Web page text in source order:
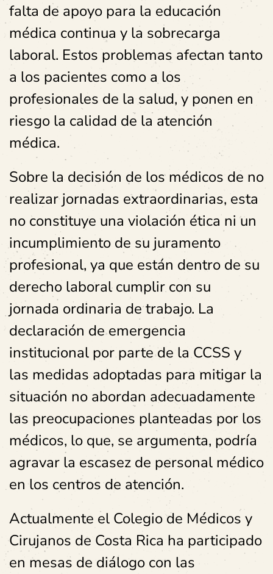
falta de apoyo para la educación
médica continua y la sobrecarga
laboral. Estos problemas afectan tanto
a los pacientes como a los
profesionales de la salud, y ponen en
riesgo la calidad de la atención
médica.
Sobre la decisión de los médicos de no
realizar jornadas extraordinarias, esta
no constituye una violación ética ni un
incumplimiento de su juramento
profesional, ya que están dentro de su
derecho laboral cumplir con su
jornada ordinaria de trabajo. La
declaración de emergencia
institucional por parte de la CCSS y
las medidas adoptadas para mitigar la
situación no abordan adecuadamente
las preocupaciones planteadas por los
médicos, lo que, se argumenta, podría
agravar la escasez de personal médico
en los centros de atención.
Actualmente el Colegio de Médicos y
Cirujanos de Costa Rica ha participado
en mesas de diálogo con las